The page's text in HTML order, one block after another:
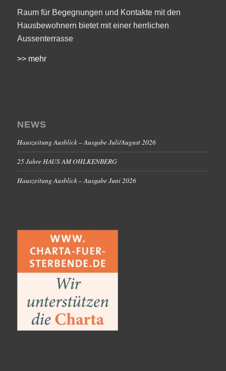
Raum für Begegnungen und Kontakte mit den
Hausbewohnern bietet mit einer herrlichen
Aussenterrasse
>> mehr
NEWS
Hauszeitung Ausblick – Ausgabe Juli/August 2026
25 Jahre HAUS AM OHLKENBERG
Hauszeitung Ausblick – Ausgabe Juni 2026